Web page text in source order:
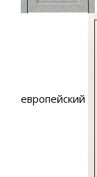
европейский